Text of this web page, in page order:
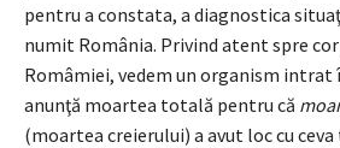
pentru a constata, a diagnostica
numit România. Privind atent spre
Româmiei, vedem un organism intrat
anunţă moartea totală pentru că
(moartea creierului) a avut loc cu